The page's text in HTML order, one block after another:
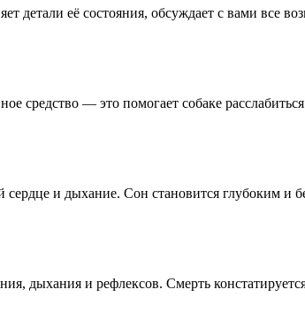
детали её состояния, обсуждает с вами все
средство — это помогает собаке
и дыхание. Сон становится глубоким и
дыхания и рефлексов. Смерть